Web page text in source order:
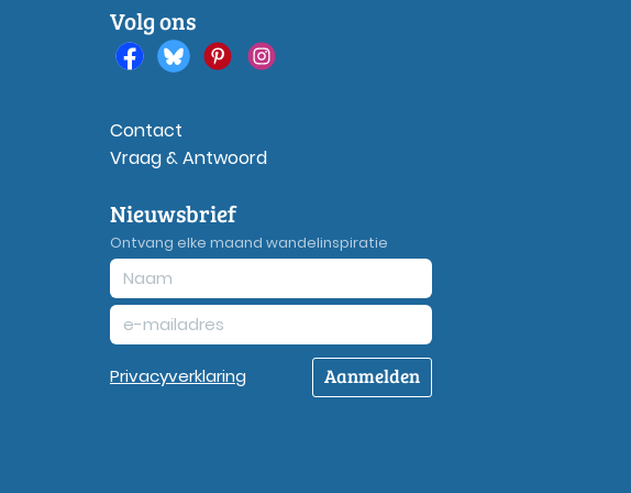
Volg ons
Contact
Vraag & Antwoord
Nieuwsbrief
Ontvang elke maand wandelinspiratie
Privacyverklaring Aanmelden